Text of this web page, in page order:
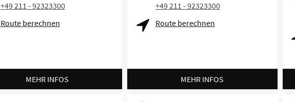
+49 211 - 92323300
Route berechnen
MEHR INFOS
+49 211 - 92323300
Route berechnen
MEHR INFOS